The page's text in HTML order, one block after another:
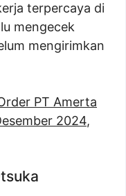
terpercaya di
mengecek
mengirimkan
PT Amerta
2024,